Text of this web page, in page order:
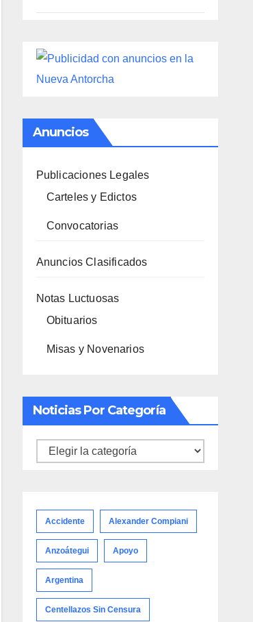
Anuncios
Publicaciones Legales
Carteles y Edictos
Convocatorias
Anuncios Clasificados
Notas Luctuosas
Obituarios
Misas y Novenarios
Noticias Por Categoría
Noticias
Accidente Alexander Compiani
Anzoátegui Apoyo
Argentina
Centellazos Sin Censura